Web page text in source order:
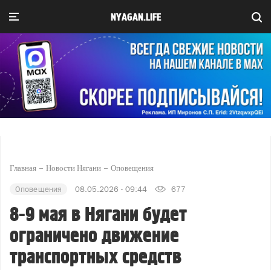
NYAGAN.LIFE
Главная Новости Нягани Оповещения
Оповещения 08.05.2026 - 09:44 677
8-9 мая в Нягани будет
ограничено движение
транспортных средств